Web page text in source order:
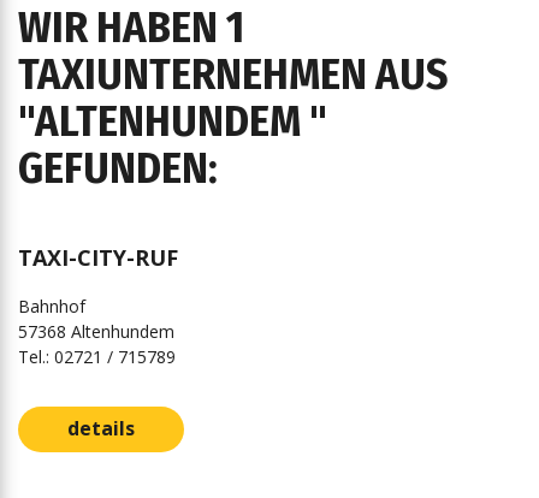
WIR HABEN 1
TAXIUNTERNEHMEN AUS
"ALTENHUNDEM "
GEFUNDEN:
TAXI-CITY-RUF
Bahnhof
57368 Altenhundem
Tel.: 02721 / 715789
details